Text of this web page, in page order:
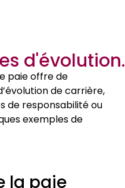
d'évolution.
paie offre de
de carrière,
de responsabilité ou
exemples de
la paie